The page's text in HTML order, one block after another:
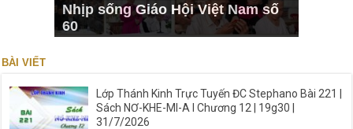
Nhịp sống Giáo Hội Việt Nam số
60
BÀI VIẾT
Lớp Thánh Kinh Trực Tuyến ĐC Stephano Bài 221 |
Sách NƠ-KHE-MI-A I Chương 12 | 19g30 |
31/7/2026